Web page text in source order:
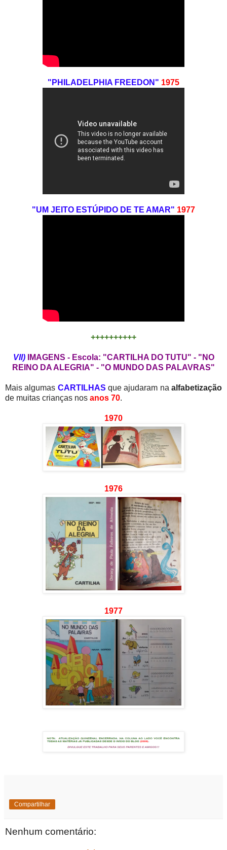
"PHILADELPHIA FREEDON" 1975
"UM JEITO ESTÚPIDO DE TE AMAR" 1977
++++++++++
VII)
IMAGENS - Escola: "CARTILHA DO TUTU" - "NO
REINO DA ALEGRIA" - "O MUNDO DAS PALAVRAS"
Mais algumas CARTILHASque ajudaram naalfabetização
de muitas crianças nos anos 70.
1970
1976
1977
Compartilhar
Nenhum comentário: